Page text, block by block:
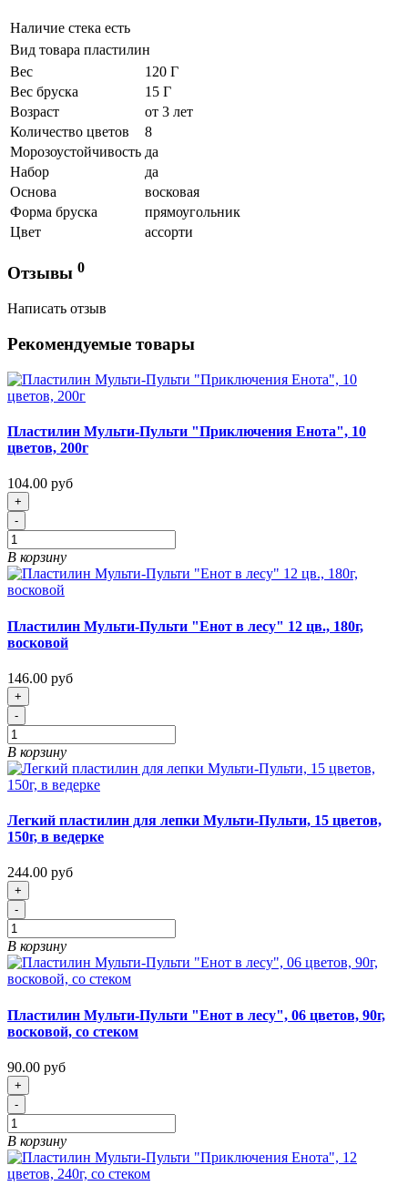
Наличие стека есть
Вид товара пластилин
Вес
120 Г
Вес бруска
15 Г
Возраст
от 3 лет
Количество цветов
8
Морозоустойчивость да
Набор
да
Основа
восковая
Форма бруска
прямоугольник
Цвет
ассорти
Отзывы 0
Написать отзыв
Рекомендуемые товары
Пластилин Мульти-Пульти "Приключения Енота", 10
цветов, 200г
104.00 руб
+
-
В корзину
Пластилин Мульти-Пульти "Енот в лесу" 12 цв., 180г,
восковой
146.00 руб
+
-
В корзину
Легкий пластилин для лепки Мульти-Пульти, 15 цветов,
150г, в ведерке
244.00 руб
+
-
В корзину
Пластилин Мульти-Пульти "Енот в лесу", 06 цветов, 90г,
восковой, со стеком
90.00 руб
+
-
В корзину